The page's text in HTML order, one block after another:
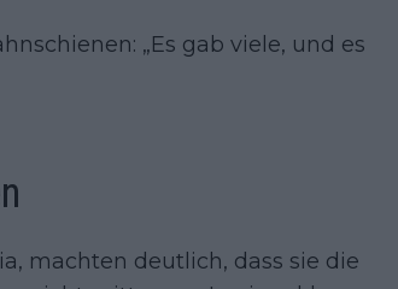
„Es gab viele, und es
machten deutlich, dass sie die